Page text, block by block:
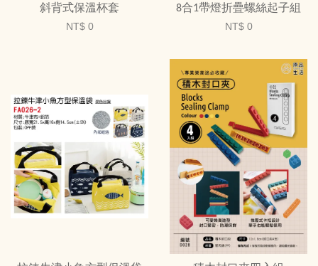
斜背式保溫杯套
NT$ 0
8合1帶燈折疊螺絲起子組
NT$ 0